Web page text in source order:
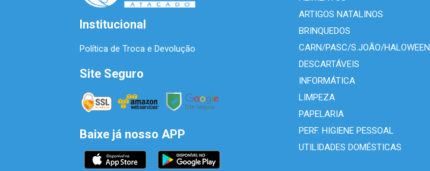
Institucional
Política de Troca e Devolução
Site Seguro
Baixe já nosso APP
ARTIGOS NATALINOS
BRINQUEDOS
CARN/PASC/S.JOÃO/HALOWEEN
DESCARTÁVEIS
INFORMÁTICA
LIMPEZA
PAPELARIA
PERF. HIGIENE PESSOAL
UTILIDADES DOMÉSTICAS